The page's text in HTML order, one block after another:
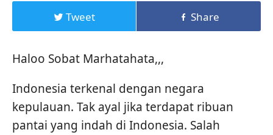
Tweet Share
Haloo Sobat Marhatahata,,,
Indonesia terkenal dengan negara
kepulauan. Tak ayal jika terdapat ribuan
pantai yang indah di Indonesia. Salah